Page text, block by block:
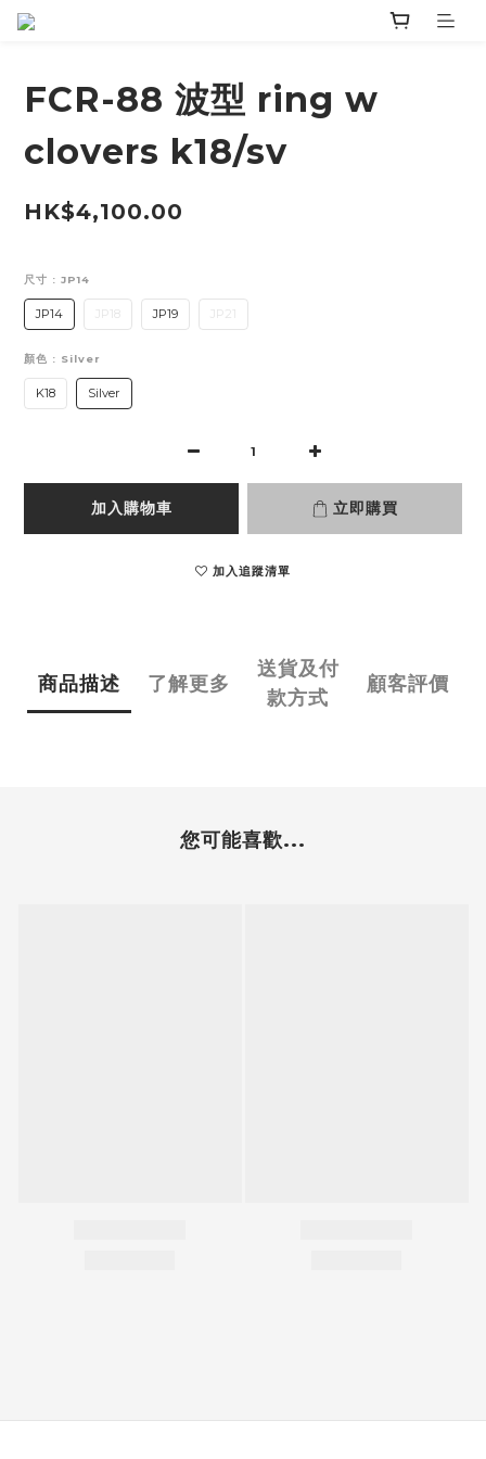
FCR-88 波型 ring w
clovers k18/sv
HK$4,100.00
尺寸 : JP14
JP14 JP18 JP19 JP21
顏色 : Silver
K18 Silver
加入購物車 立即購買
加入追蹤清單
商品描述 了解更多
送貨及付
款方式
顧客評價
您可能喜歡...